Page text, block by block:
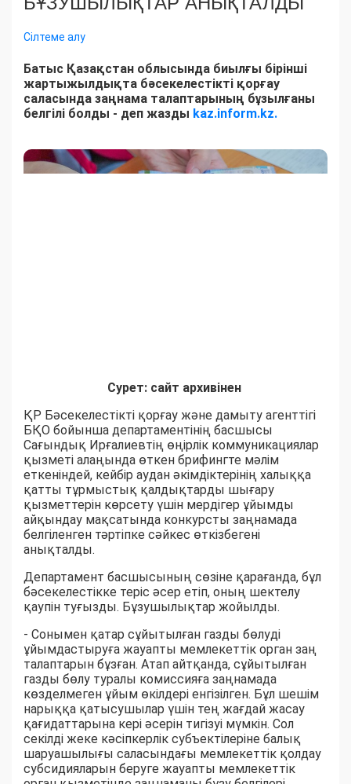
Сілтеме алу
Батыс Қазақстан облысында биылғы бірінші
жартыжылдықта бәсекелестікті қорғау
саласында заңнама талаптарының бұзылғаны
белгілі болды - деп жазды kaz.inform.kz.
Сурет: сайт архивінен
ҚР Бәсекелестікті қорғау және дамыту агенттігі
БҚО бойынша департаментінің басшысы
Сағындық Ирғалиевтің өңірлік коммуникациялар
қызметі алаңында өткен брифингте мәлім
еткеніндей, кейбір аудан әкімдіктерінің халыққа
қатты тұрмыстық қалдықтарды шығару
қызметтерін көрсету үшін мердігер ұйымды
айқындау мақсатында конкурсты заңнамада
белгіленген тәртіпке сәйкес өткізбегені
анықталды.
Департамент басшысының сөзіне қарағанда, бұл
бәсекелестікке теріс әсер етіп, оның шектелу
қаупін туғызды. Бұзушылықтар жойылды.
- Сонымен қатар сұйытылған газды бөлуді
ұйымдастыруға жауапты мемлекеттік орган заң
талаптарын бұзған. Атап айтқанда, сұйытылған
газды бөлу туралы комиссияға заңнамада
көзделмеген ұйым өкілдері енгізілген. Бұл шешім
нарыққа қатысушылар үшін тең жағдай жасау
қағидаттарына кері әсерін тигізуі мүмкін. Сол
секілді жеке кәсіпкерлік субъектілеріне балық
шаруашылығы саласындағы мемлекеттік қолдау
субсидияларын беруге жауапты мемлекеттік